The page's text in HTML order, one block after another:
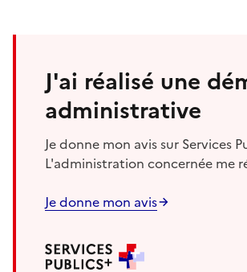
J'ai réalisé une
administrative
Je donne mon avis sur Services
L'administration concernée me
Je donne mon avis